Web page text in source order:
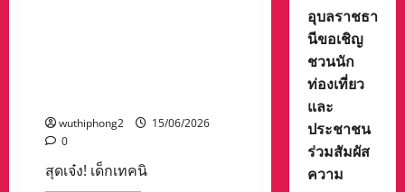
ครั้ง
wuthiphong2
15/06/2026
0
สุดเจ๋ง! เด็กเทคนิ
อุบลราชธา
นีขอเชิญ
ชวนนัก
ท่องเที่ยว
และ
ประชาชน
ร่วมสัมผัส
ความ